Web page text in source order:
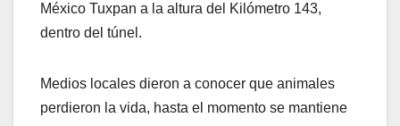
México Tuxpan a la altura del Kilómetro 143,
dentro del túnel.
Medios locales dieron a conocer que animales
perdieron la vida, hasta el momento se mantiene